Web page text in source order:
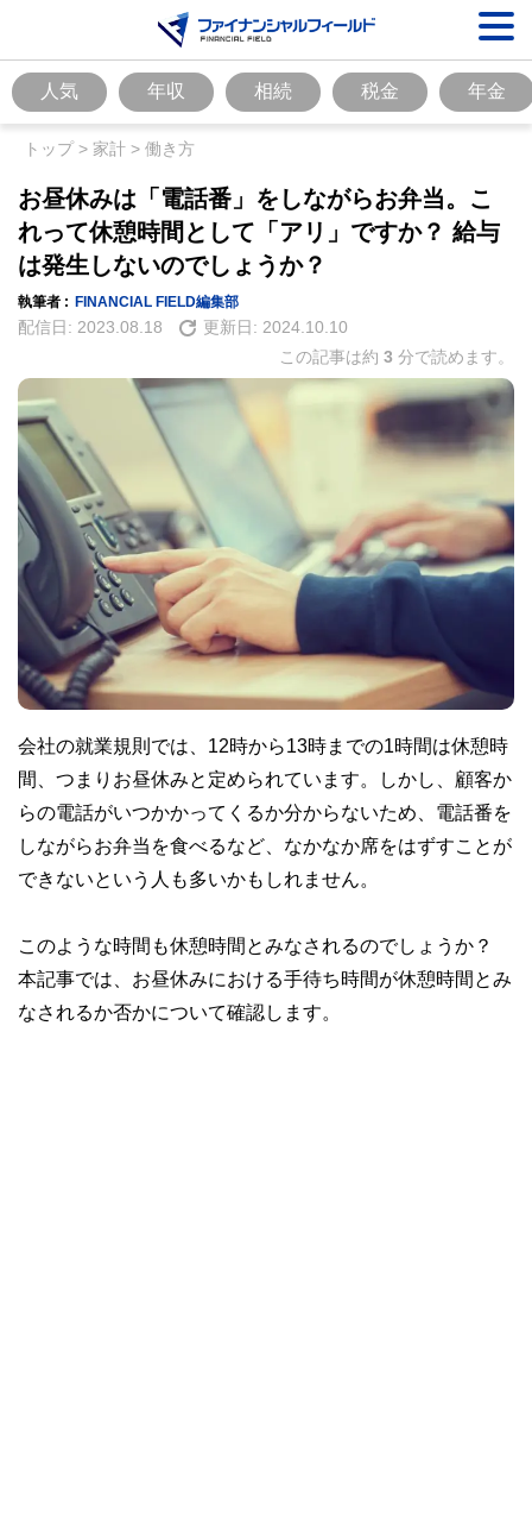
人気 年収 相続 税金 年金
トップ> 家計 > 働き方
お昼休みは「電話番」をしながらお弁当。こ
れって休憩時間として「アリ」ですか？ 給与
は発生しないのでしょうか？
執筆者 : FINANCIAL FIELD編集部
配信日: 2023.08.18 更新日: 2024.10.10
この記事は約 3 分で読めます。
会社の就業規則では、12時から13時までの1時間は休憩時
間、つまりお昼休みと定められています。しかし、顧客か
らの電話がいつかかってくるか分からないため、電話番を
しながらお弁当を食べるなど、なかなか席をはずすことが
できないという人も多いかもしれません。
このような時間も休憩時間とみなされるのでしょうか？
本記事では、お昼休みにおける手待ち時間が休憩時間とみ
なされるか否かについて確認します。